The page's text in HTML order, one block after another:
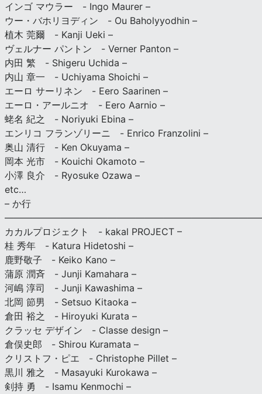
インゴ マウラー - Ingo Maurer –
ウー・バホリヨディン - Ou Baholyyodhin –
植木 莞爾 - Kanji Ueki –
ヴェルナー パントン - Verner Panton –
内田 繁 - Shigeru Uchida –
内山 章一 - Uchiyama Shoichi –
エーロ サーリネン - Eero Saarinen –
エーロ・アールニオ - Eero Aarnio –
蛯名 紀之 - Noriyuki Ebina –
エンリコ フランゾリーニ - Enrico Franzolini –
奥山 清行 - Ken Okuyama –
岡本 光市 - Kouichi Okamoto –
小澤 良介 - Ryosuke Ozawa –
etc…
– か行
カカルプロジェクト - kakal PROJECT –
桂 秀年 - Katura Hidetoshi –
鹿野敬子 - Keiko Kano –
蒲原 潤斉 - Junji Kamahara –
河嶋 淳司 - Junji Kawashima –
北岡 節男 - Setsuo Kitaoka –
倉田 裕之 - Hiroyuki Kurata –
クラッセ デザイン - Classe design –
倉俣史郎 - Shirou Kuramata –
クリストフ・ピエ - Christophe Pillet –
黒川 雅之 - Masayuki Kurokawa –
剣持 勇 - Isamu Kenmochi –